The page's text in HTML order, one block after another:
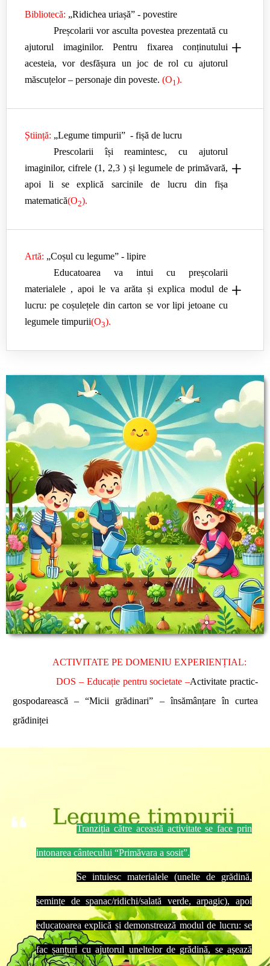
Bibliotecă: „Ridichea uriașă” - povestire
Preșcolarii vor asculta povestea prezentată cu
ajutorul imaginilor. Pentru fixarea conținutului
acesteia, vor desfășura un joc de rol cu ajutorul
măscuțelor – personaje din poveste. (O1 ).
+
Știință: „Legume timpurii” - fișă de lucru
Prescolarii își reamintesc, cu ajutorul
imaginilor, cifrele (1, 2,3 ) și legumele de primăvară,
apoi li se explică sarcinile de lucru din fișa
matematică(O2).
+
Artă: „Coșul cu legume” - lipire
Educatoarea va intui cu preșcolarii
materialele , apoi le va arăta și explica modul de
lucru: pe coșulețele din carton se vor lipi jetoane cu
legumele timpurii(O3).
+
ACTIVITATE PE DOMENIU EXPERIENȚIAL:
DOS – Educație pentru societate –Activitate practic-
gospodarească – “Micii grădinari” – însămânțare în curtea
grădiniței
Tranziția către această activitate se face prin
intonarea cântecului “Primăvara a sosit”.
Se intuiesc materialele (unelte de grădină,
semințe de spanac/ridichi/salată verde, arpagic), apoi
educatoarea explică și demonstrează modul de lucru: se
fac șanțuri cu ajutorul uneltelor de grădină, se așează